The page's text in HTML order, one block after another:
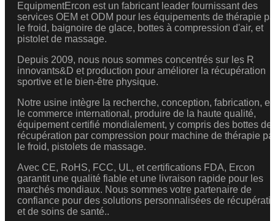
froid
Chaud
&
Appareils
de
thérapie
par
contraste
froid
Appareils
de
thérapie
par
la
lumière
rouge
Baignoire
EquipmentErcon est un fabricant leader fournissant des
services OEM et ODM pour les équipements de thérapie
le froid, baignoire de glace, bottes à compression d'air, et
pistolet de massage.
Depuis 2009, nous nous sommes concentrés sur les R
innovants&D et production pour améliorer la récupération
sportive et le bien-être physique.
Notre usine intègre la recherche, conception, fabrication, et
le commerce international, produire de la haute qualité,
équipement certifié mondialement, y compris des bottes de
récupération par compression pour machine de thérapie
le froid, pistolets de massage.
Avec CE, RoHS, FCC, UL, et certifications FDA, Ercon
garantit une qualité fiable et une livraison rapide pour les
marchés mondiaux. Nous sommes votre partenaire de
confiance pour des solutions personnalisées de
et de soins de santé..